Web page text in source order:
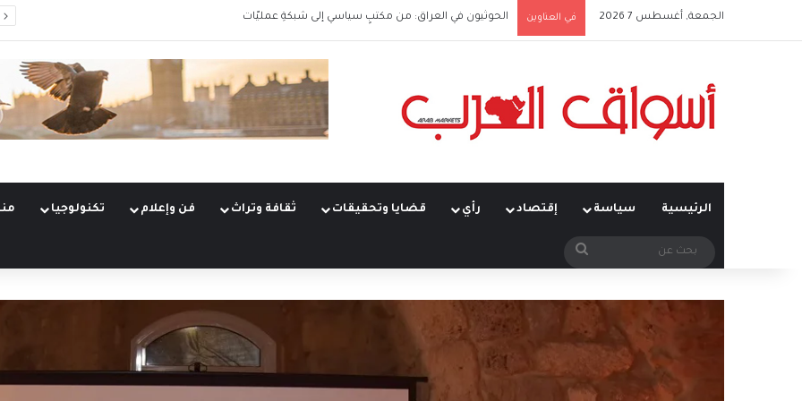
الجمعة, أغسطس 7 2026 في العناوين الحوثيون في العراق: من مكتبٍ سياسي إلى شبكةِ عمليّات
الرئيسية سياسة إقتصاد رأي قضايا وتحقيقات ثقافة وتراث فن وإعلام تكنولوجيا
بحث